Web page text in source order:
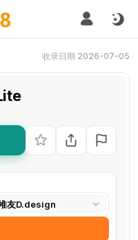
收录日期 2026-07-05
友D.design